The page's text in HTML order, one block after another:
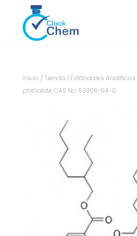
Inicio / Tienda / Estándares Analíticos
phthalate CAS No. 53306-54-0